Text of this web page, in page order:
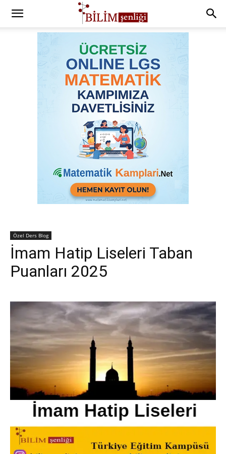
Özel Ders Blog
İmam Hatip Liseleri Taban
Puanları 2025